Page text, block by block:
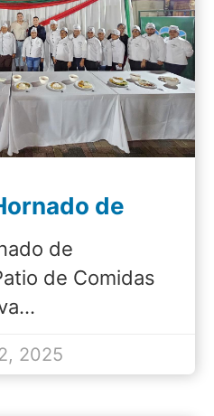
de
de
de Comidas
2025